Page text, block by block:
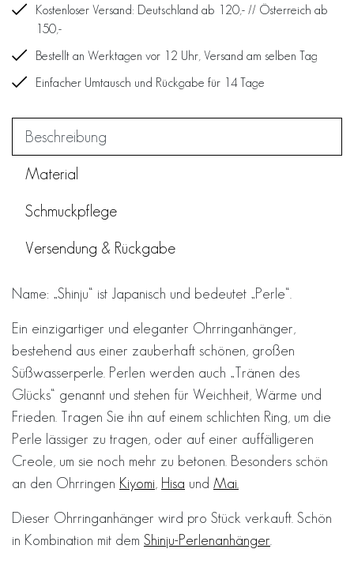
Kostenloser Versand: Deutschland ab 120,- // Österreich ab
150,-
Bestellt an Werktagen vor 12 Uhr, Versand am selben Tag
Einfacher Umtausch und Rückgabe für 14 Tage
Beschreibung
Material
Schmuckpflege
Versendung & Rückgabe
Name: „Shinju“ ​​ist Japanisch und bedeutet „Perle“.
Ein einzigartiger und eleganter Ohrringanhänger,
bestehend aus einer zauberhaft schönen, großen
Süßwasserperle. Perlen werden auch „Tränen des
Glücks“ genannt und stehen für Weichheit, Wärme und
Frieden. Tragen Sie ihn auf einem schlichten Ring, um die
Perle lässiger zu tragen, oder auf einer auffälligeren
Creole, um sie noch mehr zu betonen. Besonders schön
an den Ohrringen Kiyomi, Hisa und Mai.
Dieser Ohrringanhänger wird pro Stück verkauft. Schön
in Kombination mit dem Shinju-Perlenanhänger